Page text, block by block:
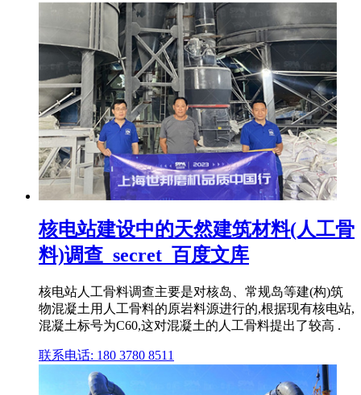
核电站建设中的天然建筑材料(人工骨
料)调查_secret_百度文库
核电站人工骨料调查主要是对核岛、常规岛等建(构)筑
物混凝土用人工骨料的原岩料源进行的,根据现有核电站,
混凝土标号为C60,这对混凝土的人工骨料提出了较高 .
联系电话: 180 3780 8511